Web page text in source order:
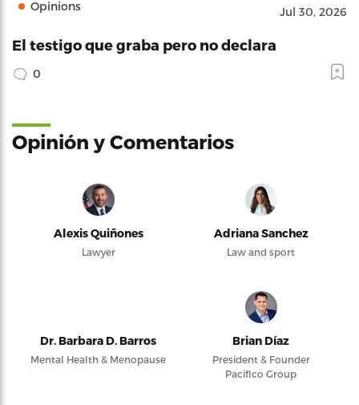
Opinions Jul 30, 2026
El testigo que graba pero no declara
0
Opinión y Comentarios
Alexis Quiñones
Lawyer
Adriana Sanchez
Law and sport
Dr. Barbara D. Barros
Mental Health & Menopause
Brian Díaz
President & Founder
Pacifico Group